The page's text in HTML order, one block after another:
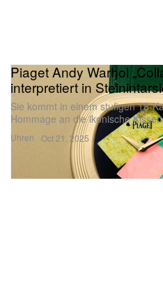
Uhren
Piaget Andy Warhol
interpretiert in
Sie kommt in einem stufigen 18-
Hommage an die ikonische
Oct 21, 2025